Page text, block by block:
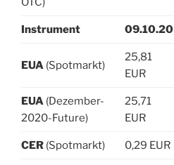
Instrument 09.10.20
EUA (Spotmarkt)
25,81
EUR
EUA (Dezember-
2020-Future)
25,71
EUR
CER (Spotmarkt) 0,29 EUR